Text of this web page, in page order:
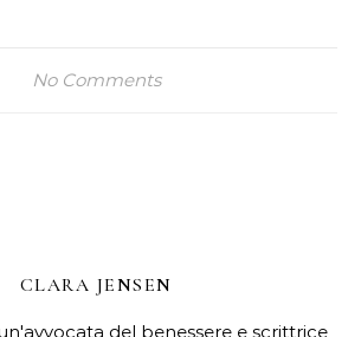
No Comments
CLARA JENSEN
del benessere e scrittrice